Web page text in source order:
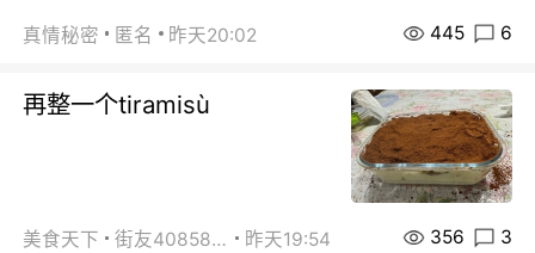
真情秘密 匿名 昨天20:02 445 6
再整一个tiramisù
美食天下 街友40858442 昨天19:54 356 3